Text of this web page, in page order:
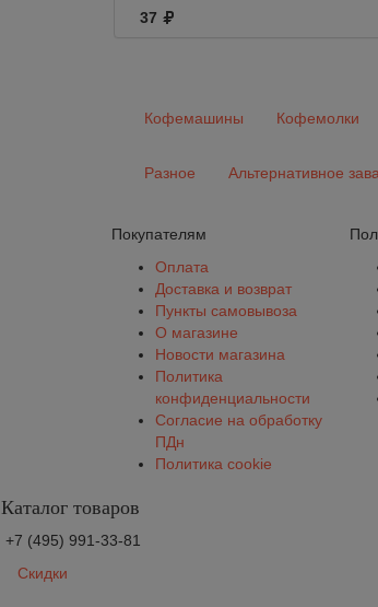
37
Кофемашины Кофемолки
Разное Альтернативное
Покупателям
Оплата
Доставка и возврат
Пункты самовывоза
О магазине
Новости магазина
Политика
конфиденциальности
Согласие на обработку
ПДн
Политика cookie
Каталог товаров
+7 (495) 991-33-81
Скидки